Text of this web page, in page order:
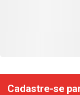
Cadastre-se